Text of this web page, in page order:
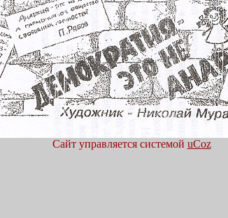
Сайт управляется системой uCoz